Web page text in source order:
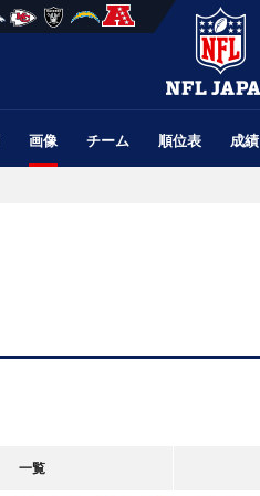
画像 チーム 順位表 成績
一覧